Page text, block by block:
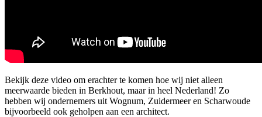
Bekijk deze video om erachter te komen hoe wij niet alleen
meerwaarde bieden in Berkhout, maar in heel Nederland! Zo
hebben wij ondernemers uit Wognum, Zuidermeer en Scharwoude
bijvoorbeeld ook geholpen aan een architect.